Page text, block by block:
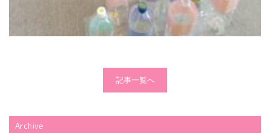
記事一覧へ
Archive